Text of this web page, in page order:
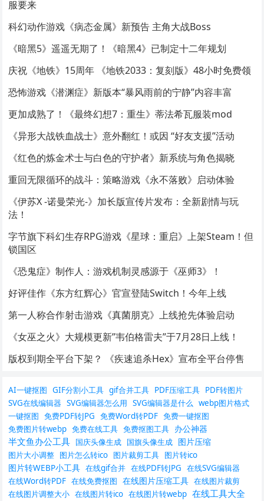
服要来
科幻动作游戏《病态金属》新预告 主角大战Boss
《暗黑5》遥遥无期了！《暗黑4》已制定十二年规划
庆祝《地铁》15周年 《地铁2033：复刻版》48小时免费领
恐怖游戏《潜渊症》新版本“暴风雨前的宁静”内容丰富
更加成熟了！《最终幻想7：重生》蒂法希瓦服装mod
《异形大战铁血战士》意外翻红！或因 “好友支援”活动
《红色的炼金术士与白色的守护者》新系统与角色揭晓
重回无限循环的战斗：策略游戏《永不落败》启动体验
《伊苏X -诺曼荣光-》加长版宣传片发布：全新剧情与玩
法！
字节旗下科幻生存RPG游戏《星球：重启》上架Steam！但
锁国区
《恐鬼症》制作人：游戏机制灵感源于《巫师3》！
好评佳作《东方红辉心》官宣登陆Switch！今年上线
第一人称合作射击游戏《真菌朋克》上线抢先体验启动
《女巫之火》大规模更新”韦伯格雷夫”于7月28日上线！
版权到期全平台下架？ 《疾速追杀Hex》宣布全平台停售
AI一键抠图 GIF分割小工具 gif合并工具 PDF压缩工具 PDF转图片
SVG在线编辑器 SVG编辑器怎么用 SVG编辑器是什么 webp图片格式
一键抠图 免费PDF转JPG 免费Word转PDF 免费一键抠图
免费图片转webp 免费在线工具 免费抠图工具 办公神器
半文鱼办公工具 国庆头像生成 国旗头像生成 图片压缩
图片大小调整 图片怎么转ico 图片裁剪工具 图片转ico
图片转WEBP小工具 在线gif合并 在线PDF转JPG 在线SVG编辑器
在线Word转PDF 在线免费抠图 在线图片压缩工具 在线图片裁剪
在线图片调整大小 在线图片转ico 在线图片转webp 在线工具大全